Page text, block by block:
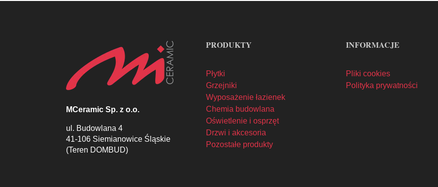
MCeramic Sp. z o.o.
ul. Budowlana 4
41-106 Siemianowice Śląskie
(Teren DOMBUD)
PRODUKTY
Płytki
Grzejniki
Wyposażenie łazienek
Chemia budowlana
Oświetlenie i osprzęt
Drzwi i akcesoria
Pozostałe produkty
INFORMACJE
Pliki cookies
Polityka prywatności